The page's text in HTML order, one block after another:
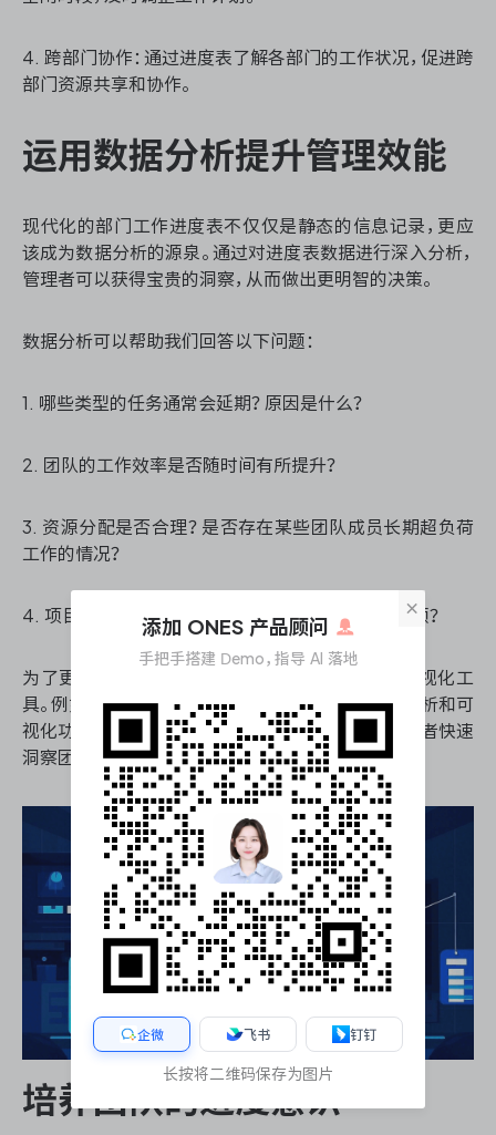
4. 跨部门协作：通过进度表了解各部门的工作状况，促进跨
部门资源共享和协作。
运用数据分析提升管理效能
现代化的部门工作进度表不仅仅是静态的信息记录，更应
该成为数据分析的源泉。通过对进度表数据进行深入分析，
管理者可以获得宝贵的洞察，从而做出更明智的决策。
数据分析可以帮助我们回答以下问题：
1. 哪些类型的任务通常会延期？原因是什么？
2. 团队的工作效率是否随时间有所提升？
3. 资源分配是否合理？是否存在某些团队成员长期超负荷
工作的情况？
4. 项目的关键路径是什么？哪些任务最容易成为瓶颈？
为了更好地进行数据分析，建议使用专业的数据可视化工
具。例如，
ONES 研发管理平台
提供了强大的数据分析和可
视化功能，能够自动生成各类报表和图表，帮助管理者快速
洞察团队performance和项目进展。
培养团队的进度意识
×
添加 ONES 产品顾问
手把手搭建 Demo，指导 AI 落地
企微 飞书 钉钉
长按将二维码保存为图片